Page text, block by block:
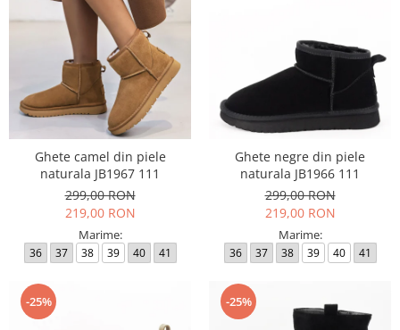
Ghete camel din piele
naturala JB1967 111
299,00 RON
219,00 RON
Marime:
36 37 38 39 40 41
Ghete negre din piele
naturala JB1966 111
299,00 RON
219,00 RON
Marime:
36 37 38 39 40 41
-25% -25%